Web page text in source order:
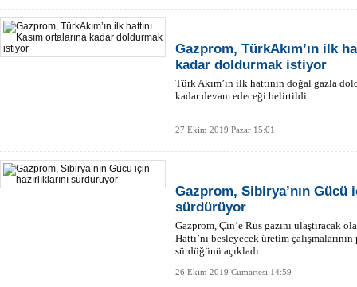
Gazprom, TürkAkım’ın ilk
kadar doldurmak istiyor
Türk Akım’ın ilk hattının doğal gazla
kadar devam edeceği belirtildi.
27 Ekim 2019 Pazar 15:01
Gazprom, Sibirya’nın Gücü
sürdürüyor
Gazprom, Çin’e Rus gazını ulaştıracak
Hattı’nı besleyecek üretim
sürdüğünü açıkladı.
26 Ekim 2019 Cumartesi 14:59